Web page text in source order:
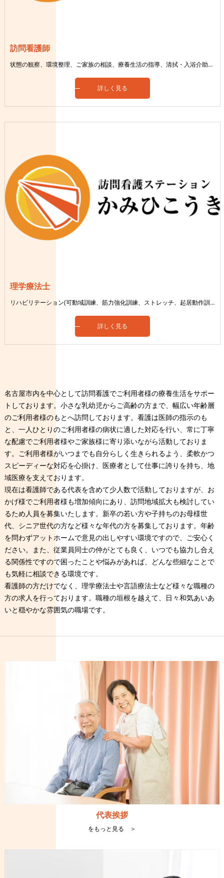
訪問看護師
状態の観察、環境整理、ご家族の相談、療養生活の指導、清拭・入浴介助、医療依存の管理など
詳しく見る
理学療法士
リハビリテーション(可動域訓練、筋力強化訓練、ストレッチ、起居動作訓練、歩行訓練)など
詳しく見る
名古屋市内を中心として訪問看護でご利用者様の療養生活をサポー
トしております。小さな乳幼児からご高齢の方まで、幅広い年齢層
のご利用者様のもとへ訪問しております。看護は医師の指示のも
と、一人ひとりのご利用者様の病状に適した対応を行い、常に丁寧
な配慮でご利用者様やご家族様に寄り添いながら活動しておりま
す。ご利用者様がいつまでも自分らしく生きられるよう、柔軟かつ
スピーディーな対応を心掛け、医療者として仕事に誇りを持ち、地
域医療を支えております。
現在は看護師である代表を含めて少人数で活動しておりますが、お
かげ様でご利用者様も増加傾向にあり、訪問地域拡大も検討してい
るため人員を募集いたします。新卒の若い方や子持ちのお母様世
代、シニア世代の方など様々な年代の方を募集しております。年齢
を問わずアットホームで意見の出しやすい環境ですので、ご安心く
ださい。また、従業員同士の仲がとても良く、いつでも協力し合え
る関係性ですので困ったことや悩みがあれば、どんな些細なことで
も気軽に相談できる環境です。
看護師の方だけでなく、理学療法士や言語療法士など様々な職種の
方の求人を行っております。職種の垣根を越えて、日々和気あいあ
いと穏やかな雰囲気の職場です。
代表挨拶
をもっと見る ＞